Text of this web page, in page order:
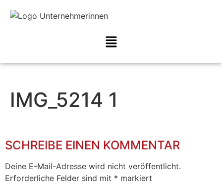
IMG_5214 1
SCHREIBE EINEN KOMMENTAR
Deine E-Mail-Adresse wird nicht veröffentlicht.
Erforderliche Felder sind mit * markiert